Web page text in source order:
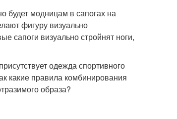
будет модницам в сапогах на
фигуру визуально
сапоги визуально стройнят ноги,
одежда спортивного
какие правила комбинирования
образа?